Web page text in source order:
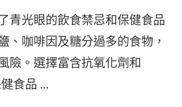
青光眼的飲食禁忌和保健食品
、咖啡因及糖分過多的食物，
險。選擇富含抗氧化劑和
食品 …